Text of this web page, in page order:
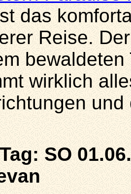
das
Reise.
wirklich
SO